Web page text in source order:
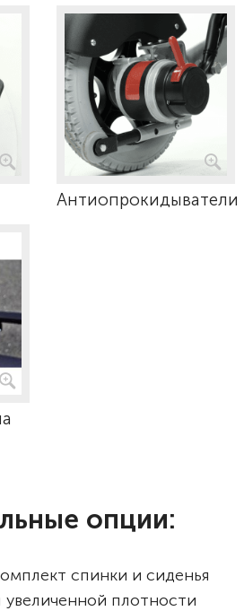
Антиопрокидыватели
опции:
спинки и сиденья
плотности